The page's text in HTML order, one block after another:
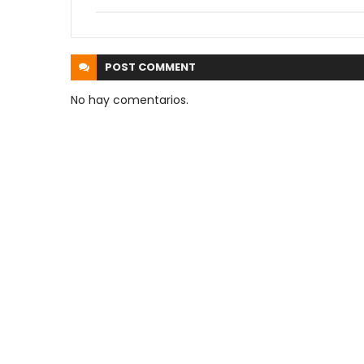
POST COMMENT
No hay comentarios.